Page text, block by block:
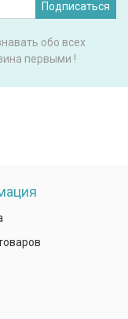
Подписаться
обо всех
первыми !